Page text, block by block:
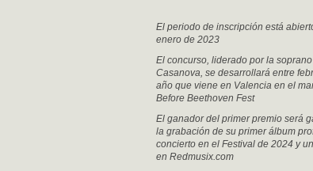
El periodo de inscripción está
enero de 2023
El concurso, liderado por la
Casanova, se desarrollará entre
año que viene en Valencia en el
Before Beethoven Fest
El ganador del primer premio será
la grabación de su primer álbum
concierto en el Festival de 2024 y
en Redmusix.com